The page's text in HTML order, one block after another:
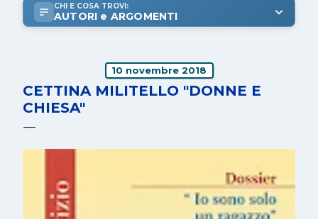
CHI E COSA TROVI:
AUTORI e ARGOMENTI
10 novembre 2018
CETTINA MILITELLO "DONNE E
CHIESA"